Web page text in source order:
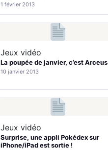
1 février 2013
Jeux vidéo
La poupée de janvier, c’est Arceus
10 janvier 2013
Jeux vidéo
Surprise, une appli Pokédex sur
iPhone/iPad est sortie !